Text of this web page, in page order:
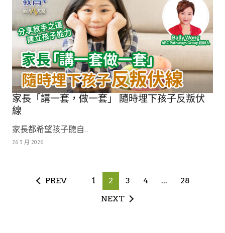
家長「講一套，做一套」 隨時埋下孩子反叛伏
線
家長都希望孩子聽自..
26 3 月 2026
PREV 1 2 3 4 ...
28
NEXT